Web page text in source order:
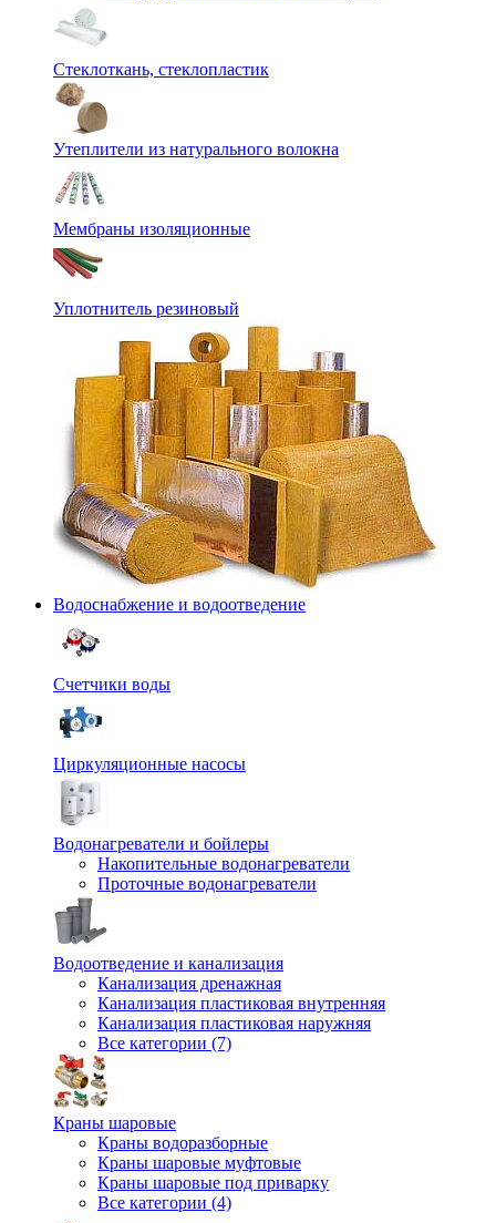
Стеклоткань, стеклопластик
Утеплители из натурального волокна
Мембраны изоляционные
Уплотнитель резиновый
Водоснабжение и водоотведение
Счетчики воды
Циркуляционные насосы
Водонагреватели и бойлеры
Накопительные водонагреватели
Проточные водонагреватели
Водоотведение и канализация
Канализация дренажная
Канализация пластиковая внутренняя
Канализация пластиковая наружняя
Все категории (7)
Краны шаровые
Краны водоразборные
Краны шаровые муфтовые
Краны шаровые под приварку
Все категории (4)